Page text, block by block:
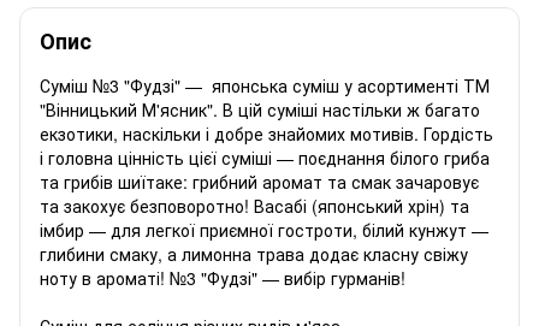
Опис
Суміш №3 "Фудзі" — японська суміш у асортименті ТМ
"Вінницький М'ясник". В цій суміші настільки ж багато
екзотики, наскільки і добре знайомих мотивів. Гордість
і головна цінність цієї суміші — поєднання білого гриба
та грибів шиїтаке: грибний аромат та смак зачаровує
та закохує безповоротно! Васабі (японський хрін) та
імбир — для легкої приємної гостроти, білий кунжут —
глибини смаку, а лимонна трава додає класну свіжу
ноту в ароматі! №3 "Фудзі" — вибір гурманів!